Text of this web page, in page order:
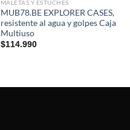
MALETAS Y ESTUCHES
MUB78.BE EXPLORER CASES,
resistente al agua y golpes Caja
Multiuso
$114.990